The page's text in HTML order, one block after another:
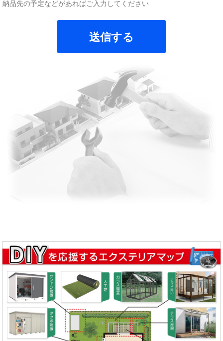
郵
納品先の予定などがあればご入力してください
送信する